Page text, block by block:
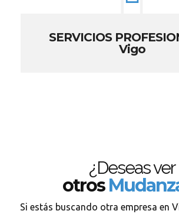
SERVICIOS
Vigo
¿Deseas ver
otros
Si estás buscando otra empresa en